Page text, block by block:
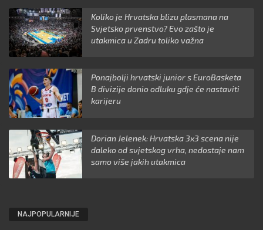
Koliko je Hrvatska blizu plasmana na
Svjetsko prvenstvo? Evo zašto je
utakmica u Zadru toliko važna
Ponajbolji hrvatski junior s EuroBasketa
B divizije donio odluku gdje će nastaviti
karijeru
Dorian Jelenek: Hrvatska 3x3 scena nije
daleko od svjetskog vrha, nedostaje nam
samo više jakih utakmica
NAJPOPULARNIJE